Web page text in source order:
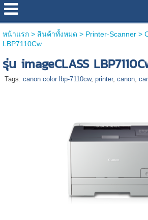
หน้าแรก> สินค้าทั้งหมด > Printer-Scanner>
LBP7110Cw
รุ่น imageCLASS
Tags: canon color lbp-7110cw, printer, canon,